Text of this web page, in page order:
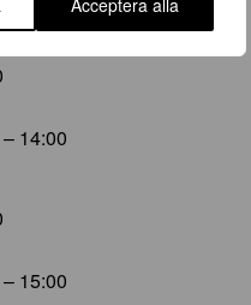
Acceptera alla
14:00
15:00